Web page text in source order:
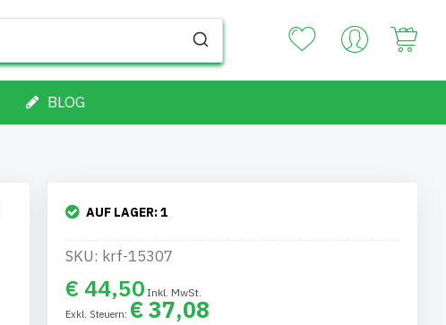
BLOG
AUF LAGER:1
SKU: krf-15307
€ 44,50
€ 37,08